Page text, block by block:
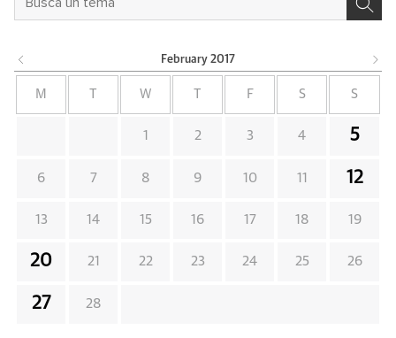
February 2017
M W F S S
1 2 3 4 5
6 7 8 9 10 11 12
13 14 15 16 17 18 19
20 21 22 23 24 25 26
27 28